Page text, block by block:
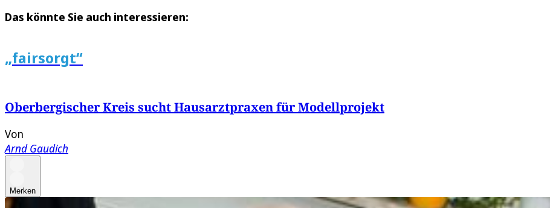
Das könnte Sie auch interessieren:
„fairsorgt“
Oberbergischer Kreis sucht Hausarztpraxen für Modellprojekt
Von
Arnd Gaudich
Merken